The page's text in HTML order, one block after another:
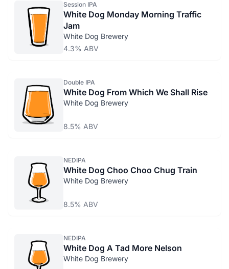
Session IPA
White Dog Monday Morning Traffic
Jam
White Dog Brewery
4.3% ABV
Double IPA
White Dog From Which We Shall Rise
White Dog Brewery
8.5% ABV
NEDIPA
White Dog Choo Choo Chug Train
White Dog Brewery
8.5% ABV
NEDIPA
White Dog A Tad More Nelson
White Dog Brewery